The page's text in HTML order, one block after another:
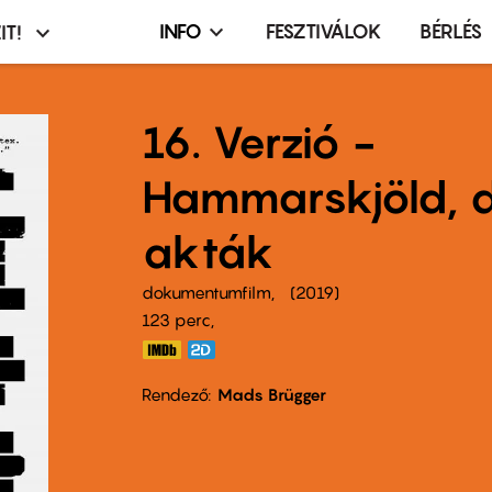
Infó,
terembérlés
menü
INFO FESZTIVÁLOK BÉRLÉS
16. Verzió -
Hammarskjöld,
akták
dokumentumfilm
2019
123 perc,
Rendező Mads Brügger